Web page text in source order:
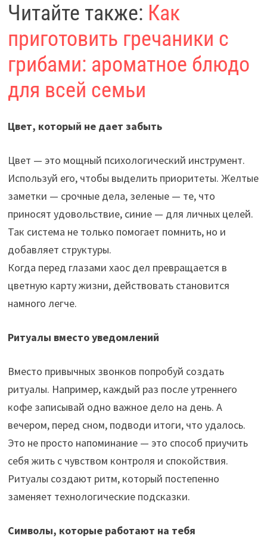
Читайте также: Как
приготовить гречаники с
грибами: ароматное блюдо
для всей семьи
Цвет, который не дает забыть
Цвет — это мощный психологический инструмент.
Используй его, чтобы выделить приоритеты. Желтые
заметки — срочные дела, зеленые — те, что
приносят удовольствие, синие — для личных целей.
Так система не только помогает помнить, но и
добавляет структуры.
Когда перед глазами хаос дел превращается в
цветную карту жизни, действовать становится
намного легче.
Ритуалы вместо уведомлений
Вместо привычных звонков попробуй создать
ритуалы. Например, каждый раз после утреннего
кофе записывай одно важное дело на день. А
вечером, перед сном, подводи итоги, что удалось.
Это не просто напоминание — это способ приучить
себя жить с чувством контроля и спокойствия.
Ритуалы создают ритм, который постепенно
заменяет технологические подсказки.
Символы, которые работают на тебя